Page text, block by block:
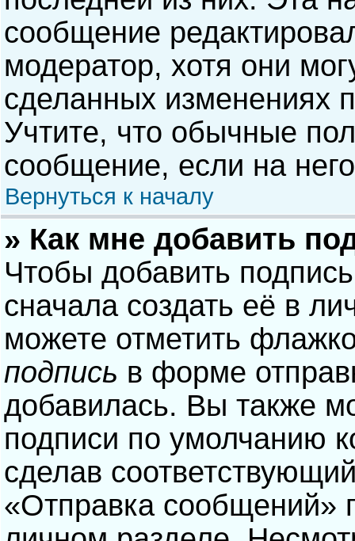
сообщение
модератор, хотя они
сделанных изменениях
Учтите, что обычные
сообщение, если на
Вернуться к началу
» Как мне добавить
Чтобы добавить
сначала создать её в
можете отметить
подпись в форме
добавилась. Вы также
подписи по умолчанию
сделав
«Отправка сообщений»